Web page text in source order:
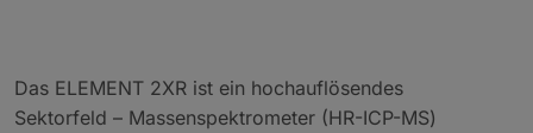
Das ELEMENT 2XR ist ein hochauflösendes
Sektorfeld – Massenspektrometer (HR-ICP-MS)